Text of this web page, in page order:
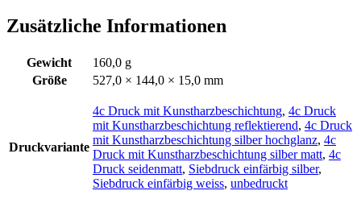
Zusätzliche Informationen
Gewicht
160,0 g
Größe
527,0 × 144,0 × 15,0 mm
Druckvariante
4c Druck mit Kunstharzbeschichtung, 4c Druck
mit Kunstharzbeschichtung reflektierend, 4c Druck
mit Kunstharzbeschichtung silber hochglanz, 4c
Druck mit Kunstharzbeschichtung silber matt, 4c
Druck seidenmatt, Siebdruck einfärbig silber,
Siebdruck einfärbig weiss, unbedruckt